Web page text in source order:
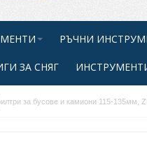
РЪЧНИ
ЗА СНЯГ
за бусове и камиони 115-135мм,